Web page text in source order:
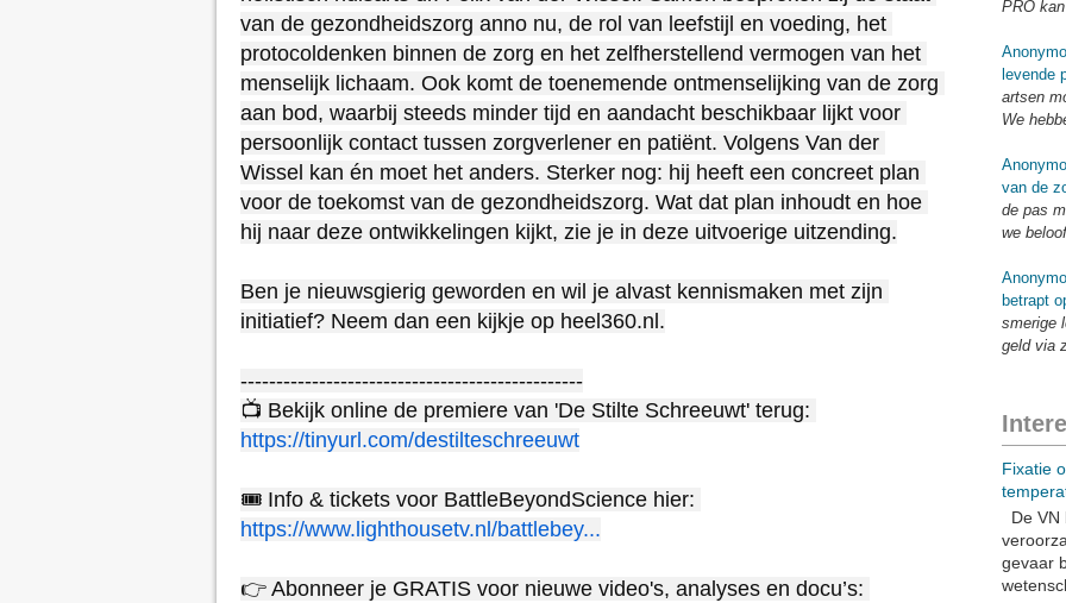
van de gezondheidszorg anno nu, de rol van leefstijl en voeding, het
protocoldenken binnen de zorg en het zelfherstellend vermogen van het
menselijk lichaam. Ook komt de toenemende ontmenselijking van de zorg
aan bod, waarbij steeds minder tijd en aandacht beschikbaar lijkt voor
persoonlijk contact tussen zorgverlener en patiënt. Volgens Van der
Wissel kan én moet het anders. Sterker nog: hij heeft een concreet plan
voor de toekomst van de gezondheidszorg. Wat dat plan inhoudt en hoe
hij naar deze ontwikkelingen kijkt, zie je in deze uitvoerige uitzending.
Ben je nieuwsgierig geworden en wil je alvast kennismaken met zijn
initiatief? Neem dan een kijkje op heel360.nl.
------------------------------------------------
https://tinyurl.com/destilteschreeuwt
https://www.lighthousetv.nl/battlebey...
PRO
levende
artsen
We
van de
de pas
we
betrapt
smerige
geld via
Fixatie
De VN
gevaar